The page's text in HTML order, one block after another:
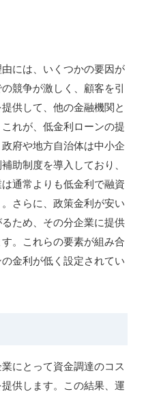
には、いくつかの要因が
競争が激しく、顧客を引
供して、他の金融機関と
れが、低金利ローンの提
府や地方自治体は中小企
助制度を導入しており、
通常よりも低金利で融資
さらに、政策金利が安い
ため、その分企業に提供
。これらの要素が組み合
金利が低く設定されてい
にとって資金調達のコス
供します。この結果、運